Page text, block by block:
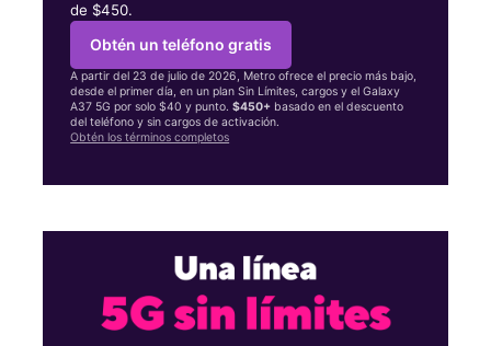
de $450.
Obtén un teléfono gratis
A partir del 23 de julio de 2026, Metro ofrece el precio más bajo,
desde el primer día, en un plan Sin Límites, cargos y el Galaxy
A37 5G por solo $40 y punto.$450+ basado en el descuento
del teléfono y sin cargos de activación.
Obtén los términos completos